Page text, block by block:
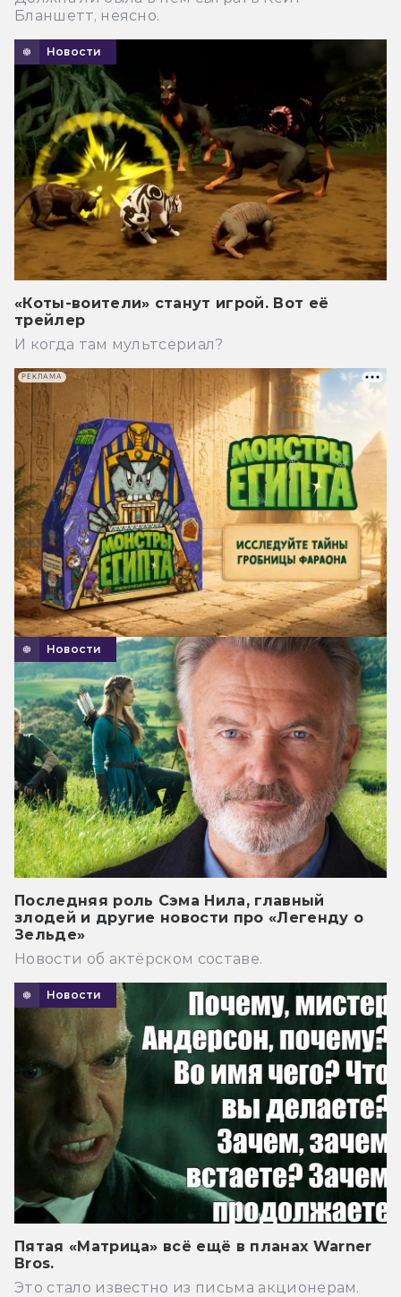
Бланшетт, неясно.
Новости
«Коты-воители» станут игрой. Вот её
трейлер
И когда там мультсериал?
Новости
Последняя роль Сэма Нила, главный
злодей и другие новости про «Легенду о
Зельде»
Новости об актёрском составе.
Новости
Пятая «Матрица» всё ещё в планах Warner
Bros.
Это стало известно из письма акционерам.
РЕКЛАМА